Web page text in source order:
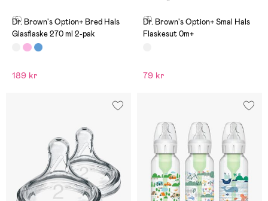
(5)
Dr. Brown's Option+ Bred Hals
Glasflaske 270 ml 2-pak
189 kr
(3)
Dr. Brown's Option+ Smal Hals
Flaskesut 0m+
79 kr